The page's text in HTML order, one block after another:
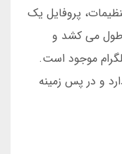
پروفایل یک
فرآیند 5 دقیقه طول می کشد و
موجود است.
و در پس زمینه